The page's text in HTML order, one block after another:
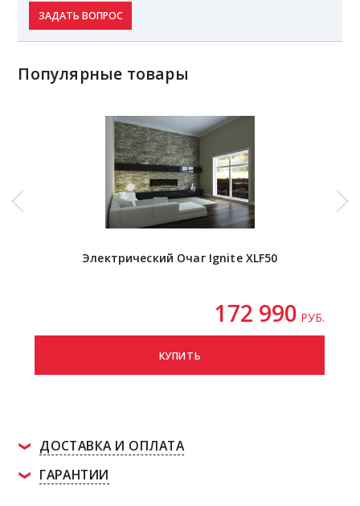
ЗАДАТЬ ВОПРОС
Популярные товары
Электрический Очаг Ignite XLF50
172 990 РУБ.
КУПИТЬ
ДОСТАВКА И ОПЛАТА
ГАРАНТИИ